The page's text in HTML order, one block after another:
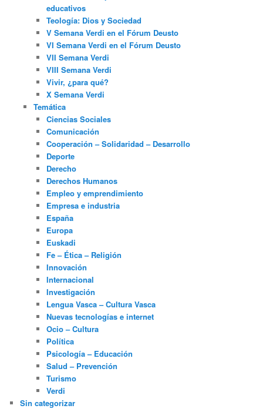
educativos
Teología: Dios y Sociedad
V Semana Verdi en el Fórum Deusto
VI Semana Verdi en el Fórum Deusto
VII Semana Verdi
VIII Semana Verdi
Vivir, ¿para qué?
X Semana Verdi
Temática
Ciencias Sociales
Comunicación
Cooperación – Solidaridad – Desarrollo
Deporte
Derecho
Derechos Humanos
Empleo y emprendimiento
Empresa e industria
España
Europa
Euskadi
Fe – Ética – Religión
Innovación
Internacional
Investigación
Lengua Vasca – Cultura Vasca
Nuevas tecnologías e internet
Ocio – Cultura
Política
Psicología – Educación
Salud – Prevención
Turismo
Verdi
Sin categorizar